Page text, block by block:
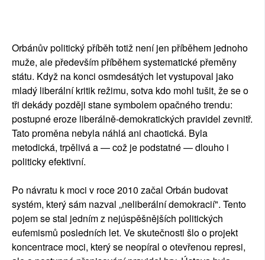
Orbánův politický příběh totiž není jen příběhem jednoho
muže, ale především příběhem systematické přeměny
státu. Když na konci osmdesátých let vystupoval jako
mladý liberální kritik režimu, sotva kdo mohl tušit, že se o
tři dekády později stane symbolem opačného trendu:
postupné eroze liberálně-demokratických pravidel zevnitř.
Tato proměna nebyla náhlá ani chaotická. Byla
metodická, trpělivá a — což je podstatné — dlouho i
politicky efektivní.
Po návratu k moci v roce 2010 začal Orbán budovat
systém, který sám nazval „neliberální demokracií". Tento
pojem se stal jedním z nejúspěšnějších politických
eufemismů posledních let. Ve skutečnosti šlo o projekt
koncentrace moci, který se neopíral o otevřenou represi,